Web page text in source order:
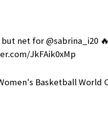
net for @sabrina_i20
JkFAik0xMp
Basketball World